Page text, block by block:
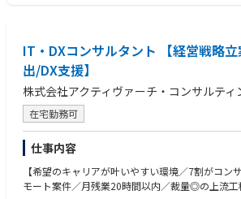
次にやること（6ヶ月〜1年）
日報データから遅延検知ロジックの改善
開発リードタイムの短縮施策の立案・推進
導入後のフィードバック収集と改善サイクルの確立
目指す姿（1年〜）
AI Multi Agent等のツールの組織最適化
社内独自LLMを活用したナレッジベースの構築・展
PED全体のAI活用戦略立案と横断展開のリード
＜変更の範囲＞
意な方
・技術への探究心を持ちつつ、それが「いかにビ
コミットできる方
・正解のない課題に対して主体的に向き合い、走
きる方
・「正解」がない環境でも、小さく試して学びな
ールスタート思考）
IT・DXコンサルタント 【経営戦略
出/DX支援】
株式会社アクティヴァーチ・コンサルティ
在宅勤務可
仕事内容
【希望のキャリアが叶いやすい環境／7割がコン
モート案件／月残業20時間以内／裁量◎の上流工